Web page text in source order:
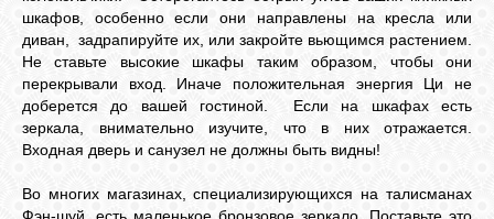
шкафов, особенно если они направлены на кресла или
диван, задрапируйте их, или закройте вьющимся растением.
Не ставьте высокие шкафы таким образом, чтобы они
перекрывали вход. Иначе положительная энергия Ци не
доберется до вашей гостиной. Если на шкафах есть
зеркала, внимательно изучите, что в них отражается.
Входная дверь и санузел не должны быть видны!
Во многих магазинах, специализирующихся на талисманах